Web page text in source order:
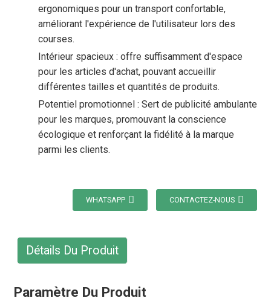
ergonomiques pour un transport confortable,
améliorant l'expérience de l'utilisateur lors des
courses.
Intérieur spacieux : offre suffisamment d'espace
pour les articles d'achat, pouvant accueillir
différentes tailles et quantités de produits.
Potentiel promotionnel : Sert de publicité ambulante
pour les marques, promouvant la conscience
écologique et renforçant la fidélité à la marque
parmi les clients.
WHATSAPP CONTACTEZ-NOUS
Détails Du Produit
Paramètre Du Produit